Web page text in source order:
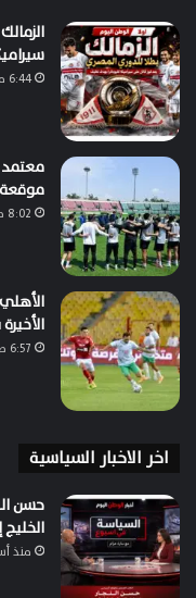
6:44 م21 مايو، 2026
معتمد
8:02 ص19 مايو، 2026
6:57 ص19 مايو، 2026
اخر الاخبار السياسية
حسن
منذ